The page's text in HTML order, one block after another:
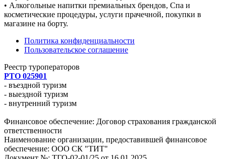
• Алкогольные напитки премиальных брендов, Спа и
косметические процедуры, услуги прачечной, покупки в
магазине на борту.
Политика конфиденциальности
Пользовательское соглашение
Реестр туроператоров
РТО 025901
- въездной туризм
- выездной туризм
- внутренний туризм
Финансовое обеспечение: Договор страхования гражданской
ответственности
Наименование организации, предоставившей финансовое
обеспечение: ООО СК "ТИТ"